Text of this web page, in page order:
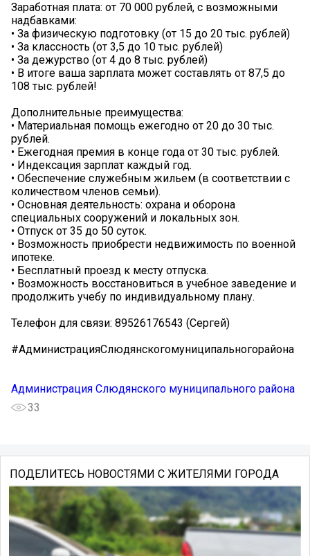
Заработная плата: от 70 000 рублей, с возможными
надбавками:
• За физическую подготовку (от 15 до 20 тыс. рублей)
• За классность (от 3,5 до 10 тыс. рублей)
• За дежурство (от 4 до 8 тыс. рублей)
• В итоге ваша зарплата может составлять от 87,5 до
108 тыс. рублей!
Дополнительные преимущества:
• Материальная помощь ежегодно от 20 до 30 тыс.
рублей.
• Ежегодная премия в конце года от 30 тыс. рублей.
• Индексация зарплат каждый год.
• Обеспечение служебным жильем (в соответствии с
количеством членов семьи).
• Основная деятельность: охрана и оборона
специальных сооружений и локальных зон.
• Отпуск от 35 до 50 суток.
• Возможность приобрести недвижимость по военной
ипотеке.
• Бесплатный проезд к месту отпуска.
• Возможность восстановиться в учебное заведение и
продолжить учебу по индивидуальному плану.
Телефон для связи: 89526176543 (Сергей)
#АдминистрацияСлюдянскогомуниципальногорайона
Администрация Слюдянского муниципального района
33
ПОДЕЛИТЕСЬ НОВОСТЯМИ С ЖИТЕЛЯМИ ГОРОДА